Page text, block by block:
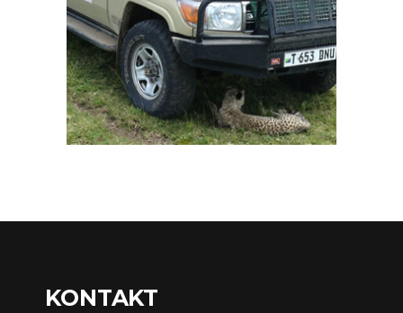
KONTAKT